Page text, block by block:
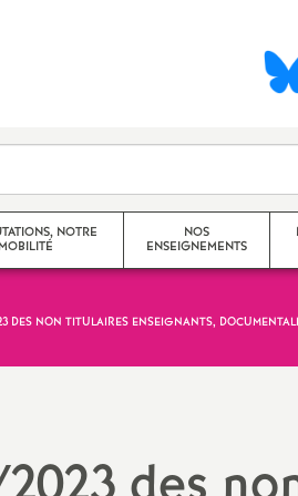
NOTRE
MOBILITÉ
NOS
ENSEIGNEMENTS
DES NON TITULAIRES ENSEIGNANTS,